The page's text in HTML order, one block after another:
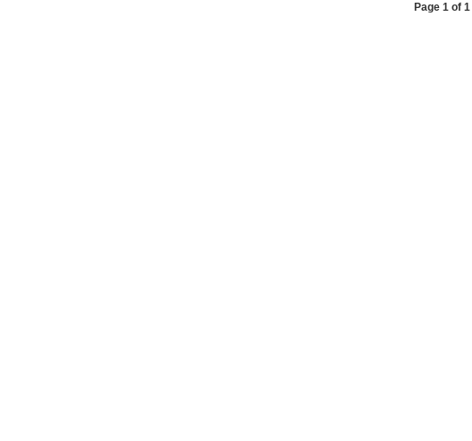
Page 1 of 1